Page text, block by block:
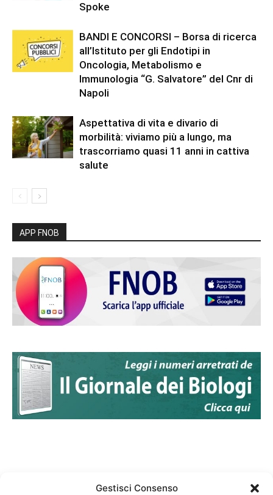
Gestisci Consenso
Spoke
BANDI E CONCORSI – Borsa di ricerca
all’Istituto per gli Endotipi in
Oncologia, Metabolismo e
Immunologia “G. Salvatore” del Cnr di
Napoli
Aspettativa di vita e divario di
morbilità: viviamo più a lungo, ma
trascorriamo quasi 11 anni in cattiva
salute
APP FNOB